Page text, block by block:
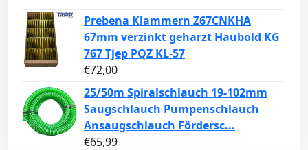
Prebena Klammern Z67CNKHA
67mm verzinkt geharzt Haubold KG
767 Tjep PQZ KL-57
€72,00
25/50m Spiralschlauch 19-102mm
Saugschlauch Pumpenschlauch
Ansaugschlauch Fördersc...
€65,99